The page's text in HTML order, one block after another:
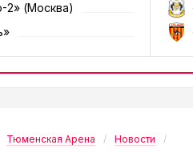
2» (Москва)
Тюменская Арена Новости